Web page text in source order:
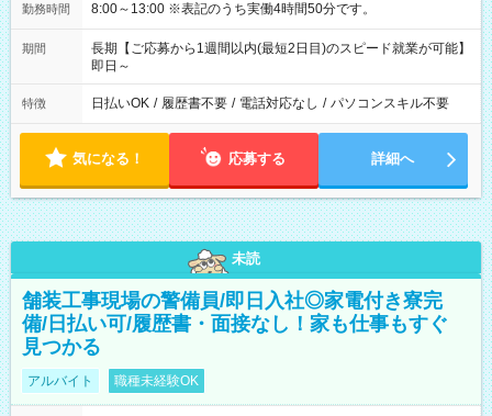
勤務時間 8:00～13:00 ※表記のうち実働4時間50分です。
期間
長期【ご応募から1週間以内(最短2日目)のスピード就業が可能】
即日～
特徴 日払いOK / 履歴書不要 / 電話対応なし / パソコンスキル不要
気になる！ 応募する 詳細へ
未読
舗装工事現場の警備員/即日入社◎家電付き寮完
備/日払い可/履歴書・面接なし！家も仕事もすぐ
見つかる
アルバイト 職種未経験OK